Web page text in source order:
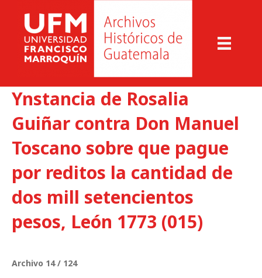
Ynstancia de Rosalia
Guiñar contra Don Manuel
Toscano sobre que pague
por reditos la cantidad de
dos mill setencientos
pesos, León 1773 (015)
Archivo 14 / 124